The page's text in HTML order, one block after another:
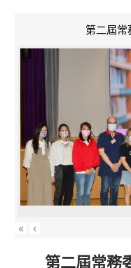
第二屆常
« ‹
第二屆常